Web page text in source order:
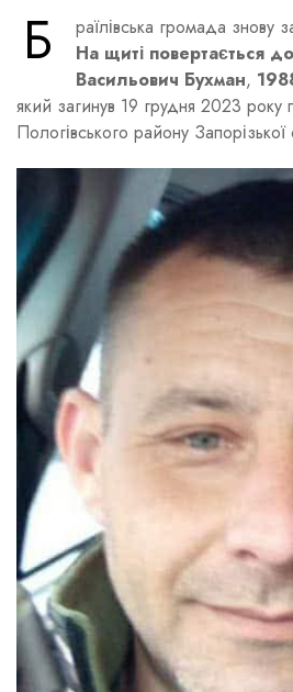
Б
раїлівська громада знову
На щиті повертається
Васильович Бухман,
який загинув 19 грудня 2023
Пологівського району Запорізької